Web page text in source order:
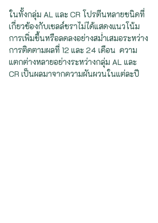
ในทั้งกลุ่ม AL และ CR โปรตีนหลายชนิดที่
เกี่ยวข้องกับเซลล์ชราไม่ได้แสดงแนวโน้ม
การเพิ่มขึ้นหรือลดลงอย่างสม่ำเสมอระหว่าง
การติดตามผลที่ 12 และ 24 เดือน  ความ
แตกต่างหลายอย่างระหว่างกลุ่ม AL และ
CR เป็นผลมาจากความผันผวนในแต่ละปี